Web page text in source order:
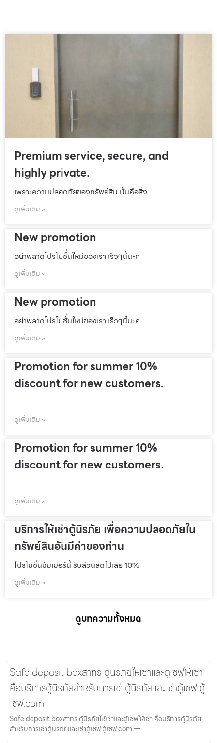
Premium service, secure, and
highly private.
เพราะความปลอดภัยของทรัพย์สิน นั้นคือสิ่ง
ดูเพิ่มเติม »
New promotion
อย่าพลาดโปรโมชั้่นใหม่ของเรา เร็วๆนี้นะค
ดูเพิ่มเติม »
New promotion
อย่าพลาดโปรโมชั้่นใหม่ของเรา เร็วๆนี้นะค
ดูเพิ่มเติม »
Promotion for summer 10%
discount for new customers.
ดูเพิ่มเติม »
Promotion for summer 10%
discount for new customers.
ดูเพิ่มเติม »
บริการให้เช่าตู้นิรภัย เพื่อความปลอดภัยใน
ทรัพย์สินอันมีค่าของท่าน
โปรโมชั่นชัมเมอร์นี้ รับส่วนลดไปเลย 10%
ดูเพิ่มเติม »
ดูบทความทั้งหมด
Safe deposit boxสาทร ตู้นิรภัยให้เช่าและตู้เซฟให้เช่า
คือบริการตู้นิรภัยสำหรับการเช่าตู้นิรภัยและเช่าตู้เซฟ ตู้
เซฟ.com
Safe deposit boxสาทร ตู้นิรภัยให้เช่าและตู้เซฟให้เช่า คือบริการตู้นิรภัย
สำหรับการเช่าตู้นิรภัยและเช่าตู้เซฟ ตู้เซฟ.com —